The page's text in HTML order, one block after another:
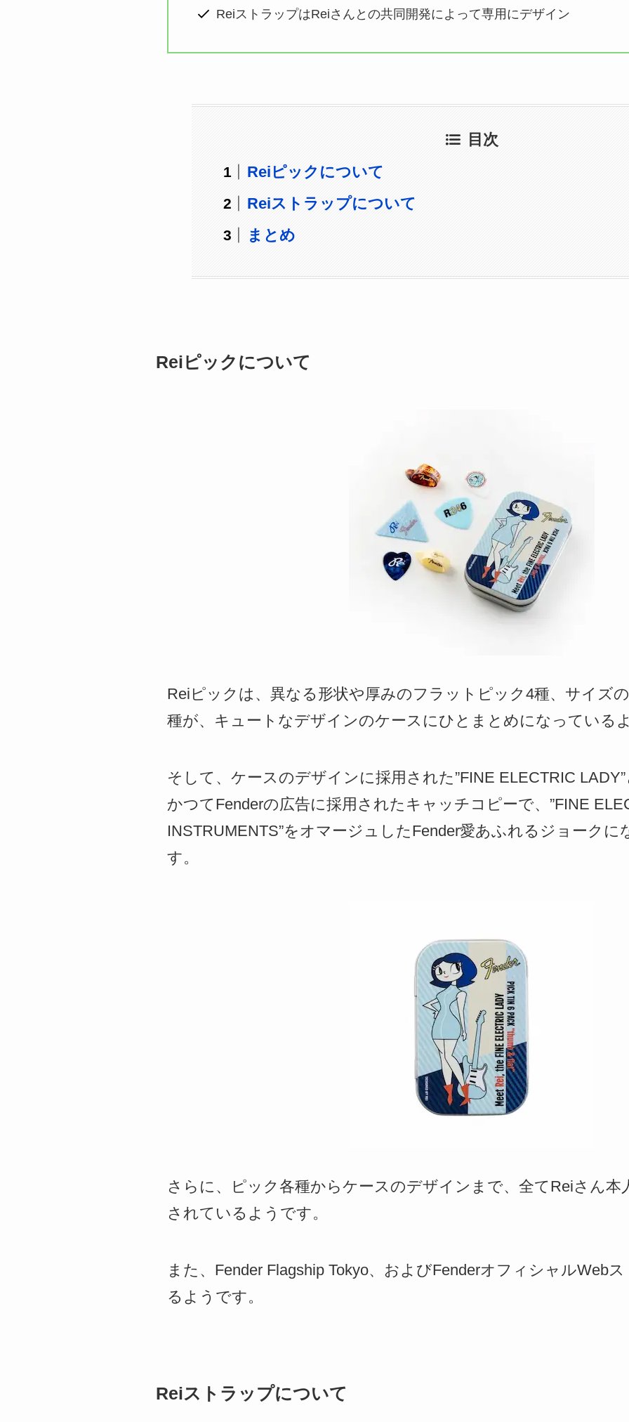
ReiストラップはReiさんとの共同開発によって専用にデザイン
目次
Reiピックについて
Reiストラップについて
まとめ
Reiピックについて
Reiピックは、異なる形状や厚みのフラットピック4種、サイズ
種が、キュートなデザインのケースにひとまとめになっているよ
そして、ケースのデザインに採用された”FINE ELECTRIC
かつてFenderの広告に採用されたキャッチコピーで、”FINE
INSTRUMENTS”をオマージュしたFender愛あふれるジョーク
す。
さらに、ピック各種からケースのデザインまで、全てReiさん本
されているようです。
また、Fender Flagship Tokyo、およびFenderオフィシャルWeb
るようです。
Reiストラップについて